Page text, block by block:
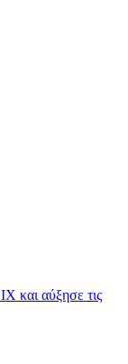
και αύξησε τις